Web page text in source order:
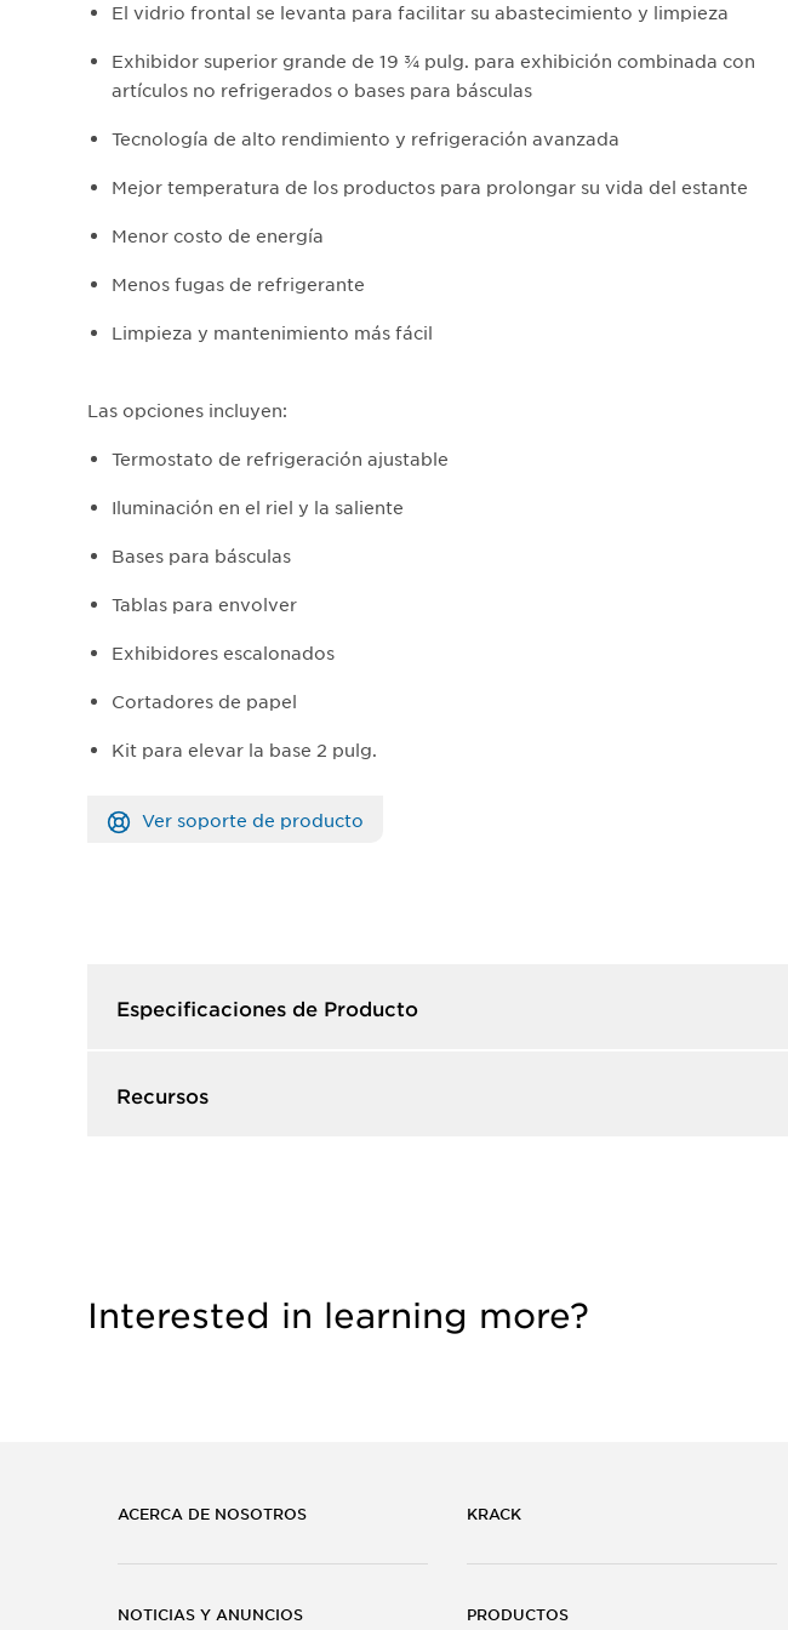
El vidrio frontal se levanta para facilitar su abastecimiento y limpieza
Exhibidor superior grande de 19 ¾ pulg. para exhibición combinada con
artículos no refrigerados o bases para básculas
Tecnología de alto rendimiento y refrigeración avanzada
Mejor temperatura de los productos para prolongar su vida del estante
Menor costo de energía
Menos fugas de refrigerante
Limpieza y mantenimiento más fácil
Las opciones incluyen:
Termostato de refrigeración ajustable
Iluminación en el riel y la saliente
Bases para básculas
Tablas para envolver
Exhibidores escalonados
Cortadores de papel
Kit para elevar la base 2 pulg.
Ver soporte de producto
Especificaciones de Producto​
Recursos​
Interested in learning more?
ACERCA DE NOSOTROS
NOTICIAS Y ANUNCIOS
KRACK
PRODUCTOS